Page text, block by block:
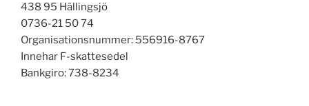
438 95 Hällingsjö
0736-21 50 74
Organisationsnummer: 556916-8767
Innehar F-skattesedel
Bankgiro: 738-8234